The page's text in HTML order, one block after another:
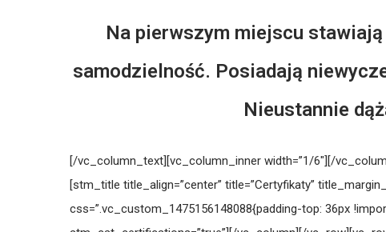
Na pierwszym miejscu
samodzielność. Posiadają
Nieustannie
[/vc_column_text][vc_column_inner width=”1/6″][/
[stm_title title_align=”center” title=”Certyfikaty”
css=”.vc_custom_1475156148088{padding-top: 36px